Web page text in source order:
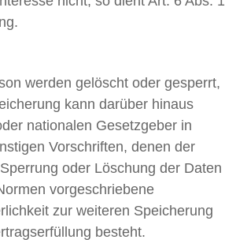
werden gelöscht oder gesperrt,
kann darüber hinaus
nationalen Gesetzgeber in
Vorschriften, denen der
oder Löschung der Daten
vorgeschriebene
zur weiteren Speicherung
besteht.